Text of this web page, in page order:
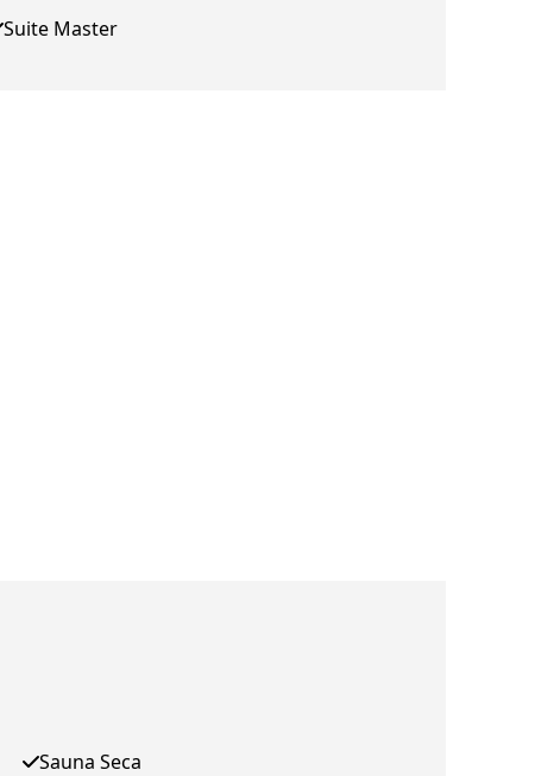
Suite Master
Sauna Seca